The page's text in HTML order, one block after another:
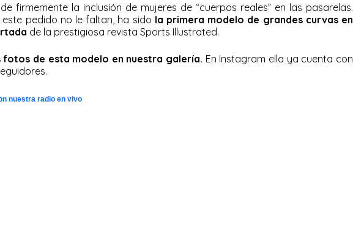
firmemente la inclusión de mujeres de “cuerpos reales” en las pasarelas.
pedido no le faltan, ha sido la primera modelo de grandes curvas en
de la prestigiosa revista Sports Illustrated.
fotos de esta modelo en nuestra galería. En Instagram ella ya cuenta con
nuestra radio en vivo